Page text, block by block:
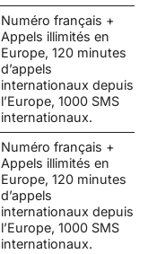
Numéro français +
Appels illimités en
Europe, 120 minutes
d’appels
internationaux depuis
l’Europe, 1000 SMS
internationaux.
Numéro français +
Appels illimités en
Europe, 120 minutes
d’appels
internationaux depuis
l’Europe, 1000 SMS
internationaux.